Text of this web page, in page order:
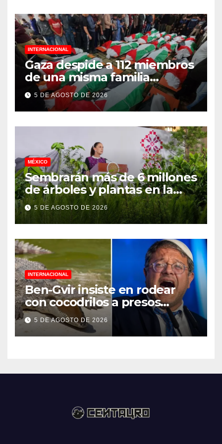
INTERNACIONAL
Gaza despide a 112 miembros
de una misma familia
asesinados durante el
genocidio
5 DE AGOSTO DE 2026
MÉXICO
Sembrarán más de 6 millones
de árboles y plantas en la
Jornada Nacional de
Reforestación 2026
5 DE AGOSTO DE 2026
INTERNACIONAL
Ben-Gvir insiste en rodear
con cocodrilos a presos
palestinos
5 DE AGOSTO DE 2026